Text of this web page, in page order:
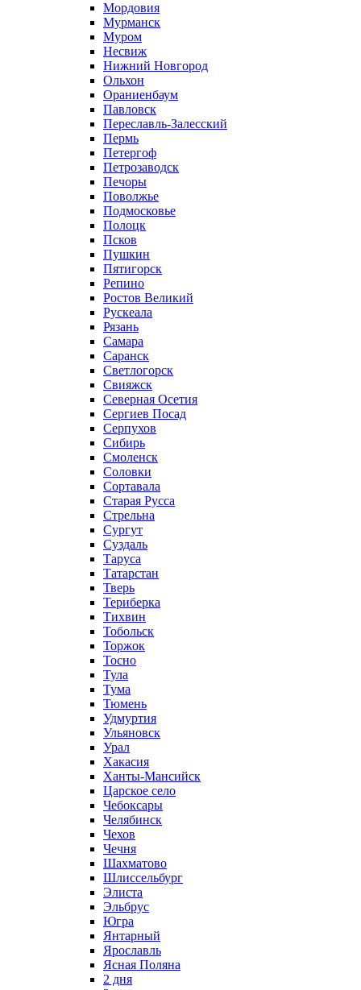
Мордовия
Мурманск
Муром
Несвиж
Нижний Новгород
Ольхон
Ораниенбаум
Павловск
Переславль-Залесский
Пермь
Петергоф
Петрозаводск
Печоры
Поволжье
Подмосковье
Полоцк
Псков
Пушкин
Пятигорск
Репино
Ростов Великий
Рускеала
Рязань
Самара
Саранск
Светлогорск
Свияжск
Северная Осетия
Сергиев Посад
Серпухов
Сибирь
Смоленск
Соловки
Сортавала
Старая Русса
Стрельна
Сургут
Суздаль
Таруса
Татарстан
Тверь
Териберка
Тихвин
Тобольск
Торжок
Тосно
Тула
Тума
Тюмень
Удмуртия
Ульяновск
Урал
Хакасия
Ханты-Мансийск
Царское село
Чебоксары
Челябинск
Чехов
Чечня
Шахматово
Шлиссельбург
Элиста
Эльбрус
Югра
Янтарный
Ярославль
Ясная Поляна
2 дня